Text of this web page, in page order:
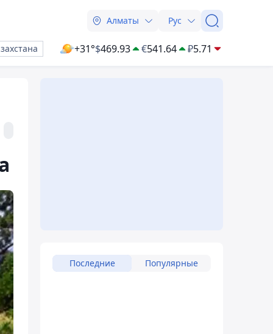
Алматы Рус
+31°$469.93 €541.64 ₽5.71
Последние Популярные